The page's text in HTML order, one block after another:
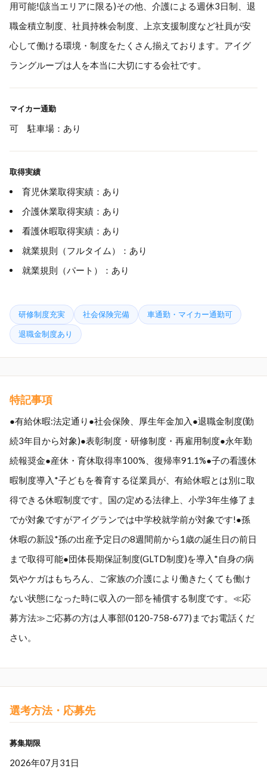
用可能!(該当エリアに限る)その他、介護による週休3日制、退
職金積立制度、社員持株会制度、上京支援制度など社員が安
心して働ける環境・制度をたくさん揃えております。アイグ
ラングループは人を本当に大切にする会社です。
マイカー通勤
可 駐車場：あり
取得実績
育児休業取得実績：あり
介護休業取得実績：あり
看護休暇取得実績：あり
就業規則（フルタイム）：あり
就業規則（パート）：あり
研修制度充実 社会保険完備 車通勤・マイカー通勤可
退職金制度あり
特記事項
●有給休暇:法定通り●社会保険、厚生年金加入●退職金制度(勤
続3年目から対象)●表彰制度・研修制度・再雇用制度●永年勤
続報奨金●産休・育休取得率100%、復帰率91.1%●子の看護休
暇制度導入*子どもを養育する従業員が、有給休暇とは別に取
得できる休暇制度です。国の定める法律上、小学3年生修了ま
でが対象ですがアイグランでは中学校就学前が対象です!●孫
休暇の新設*孫の出産予定日の8週間前から1歳の誕生日の前日
まで取得可能●団体長期保証制度(GLTD制度)を導入*自身の病
気やケガはもちろん、ご家族の介護により働きたくても働け
ない状態になった時に収入の一部を補償する制度です。≪応
募方法≫ご応募の方は人事部(0120-758-677)までお電話くだ
さい。
選考方法・応募先
募集期限
2026年07月31日